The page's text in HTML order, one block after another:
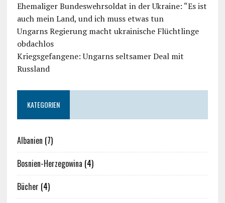
Ehemaliger Bundeswehrsoldat in der Ukraine: “Es ist
auch mein Land, und ich muss etwas tun
Ungarns Regierung macht ukrainische Flüchtlinge
obdachlos
Kriegsgefangene: Ungarns seltsamer Deal mit
Russland
KATEGORIEN
Albanien (7)
Bosnien-Herzegowina (4)
Bücher (4)